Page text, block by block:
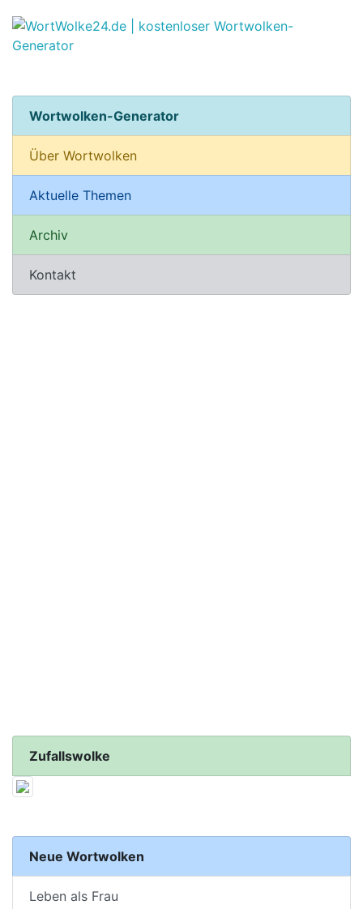
Wortwolken-Generator
Über Wortwolken
Aktuelle Themen
Archiv
Kontakt
Zufallswolke
Neue Wortwolken
Leben als Frau